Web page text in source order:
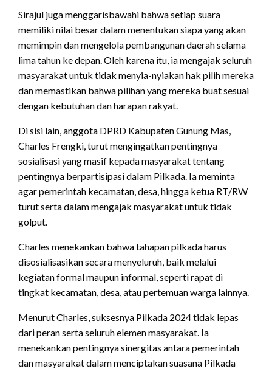
Sirajul juga menggarisbawahi bahwa setiap suara
memiliki nilai besar dalam menentukan siapa yang akan
memimpin dan mengelola pembangunan daerah selama
lima tahun ke depan. Oleh karena itu, ia mengajak seluruh
masyarakat untuk tidak menyia-nyiakan hak pilih mereka
dan memastikan bahwa pilihan yang mereka buat sesuai
dengan kebutuhan dan harapan rakyat.
Di sisi lain, anggota DPRD Kabupaten Gunung Mas,
Charles Frengki, turut mengingatkan pentingnya
sosialisasi yang masif kepada masyarakat tentang
pentingnya berpartisipasi dalam Pilkada. Ia meminta
agar pemerintah kecamatan, desa, hingga ketua RT/RW
turut serta dalam mengajak masyarakat untuk tidak
golput.
Charles menekankan bahwa tahapan pilkada harus
disosialisasikan secara menyeluruh, baik melalui
kegiatan formal maupun informal, seperti rapat di
tingkat kecamatan, desa, atau pertemuan warga lainnya.
Menurut Charles, suksesnya Pilkada 2024 tidak lepas
dari peran serta seluruh elemen masyarakat. Ia
menekankan pentingnya sinergitas antara pemerintah
dan masyarakat dalam menciptakan suasana Pilkada